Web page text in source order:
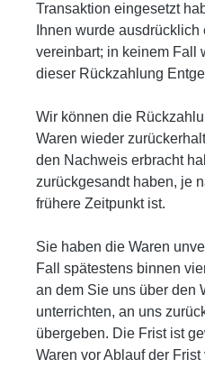
Transaktion eingesetzt
Ihnen wurde
vereinbart; in keinem Fall
dieser Rückzahlung
Wir können die
Waren wieder
den Nachweis erbracht
zurückgesandt haben, je
frühere Zeitpunkt ist.
Sie haben die Waren
Fall spätestens binnen
an dem Sie uns über den
unterrichten, an uns
übergeben. Die Frist ist
Waren vor Ablauf der